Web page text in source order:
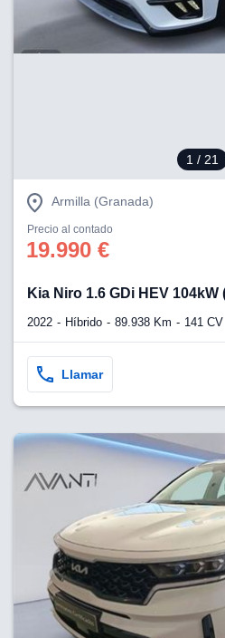
1 / 21
Armilla (Granada)
Precio al contado
19.990 €
Kia Niro 1.6 GDi HEV
2022 Híbrido 89.938 Km 141 CV
Llamar